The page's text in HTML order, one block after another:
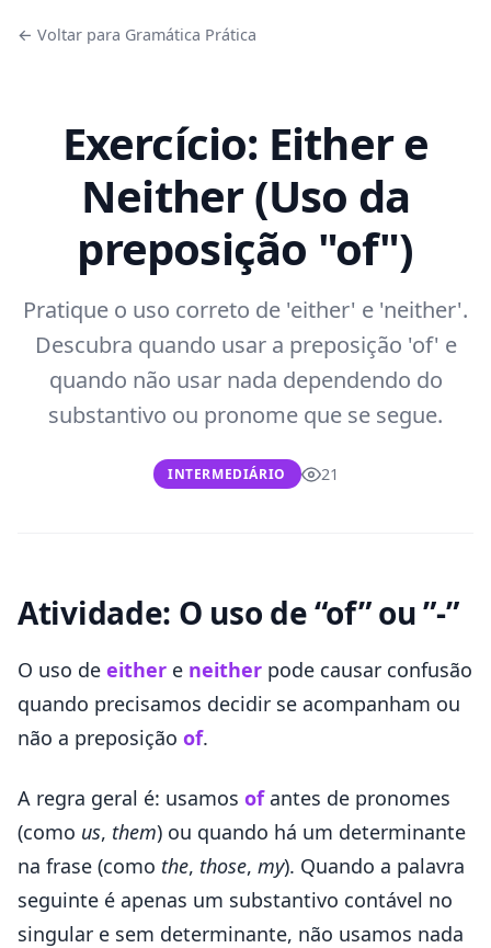
← Voltar para Gramática Prática
Exercício: Either e
Neither (Uso da
preposição "of")
Pratique o uso correto de 'either' e 'neither'.
Descubra quando usar a preposição 'of' e
quando não usar nada dependendo do
substantivo ou pronome que se segue.
INTERMEDIÁRIO 21
Atividade: O uso de “of” ou ”-”
O uso de either e neither pode causar confusão
quando precisamos decidir se acompanham ou
não a preposição of.
A regra geral é: usamos ofantes de pronomes
(como us, them) ou quando há um determinante
na frase (como the, those, my). Quando a palavra
seguinte é apenas um substantivo contável no
singular e sem determinante, não usamos nada